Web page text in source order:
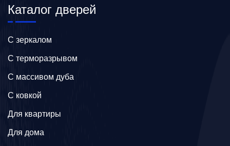
Каталог дверей
C зеркалом
C терморазрывом
C массивом дуба
C ковкой
Для квартиры
Для дома